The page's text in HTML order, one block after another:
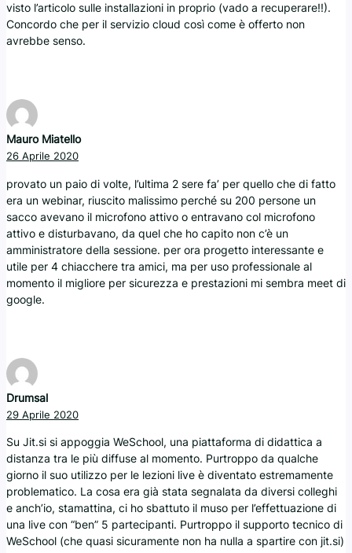
visto l’articolo sulle installazioni in proprio (vado a recuperare!!).
Concordo che per il servizio cloud così come è offerto non
avrebbe senso.
Mauro Miatello
26 Aprile 2020
provato un paio di volte, l’ultima 2 sere fa’ per quello che di fatto
era un webinar, riuscito malissimo perché su 200 persone un
sacco avevano il microfono attivo o entravano col microfono
attivo e disturbavano, da quel che ho capito non c’è un
amministratore della sessione. per ora progetto interessante e
utile per 4 chiacchere tra amici, ma per uso professionale al
momento il migliore per sicurezza e prestazioni mi sembra meet di
google.
Drumsal
29 Aprile 2020
Su Jit.si si appoggia WeSchool, una piattaforma di didattica a
distanza tra le più diffuse al momento. Purtroppo da qualche
giorno il suo utilizzo per le lezioni live è diventato estremamente
problematico. La cosa era già stata segnalata da diversi colleghi
e anch’io, stamattina, ci ho sbattuto il muso per l’effettuazione di
una live con “ben” 5 partecipanti. Purtroppo il supporto tecnico di
WeSchool (che quasi sicuramente non ha nulla a spartire con jit.si)